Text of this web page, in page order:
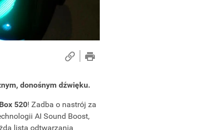
donośnym dźwięku.
520! Zadba o nastrój za
AI Sound Boost,
lista odtwarzania